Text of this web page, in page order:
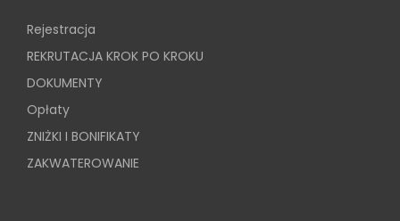
Rejestracja
REKRUTACJA KROK PO KROKU
DOKUMENTY
Opłaty
ZNIŻKI I BONIFIKATY
ZAKWATEROWANIE